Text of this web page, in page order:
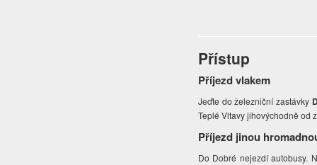
Přístup
Příjezd vlakem
Jeďte do železniční zastávky
Teplé Vltavy jihovýchodně od
Příjezd jinou
Do Dobré nejezdí autobusy.